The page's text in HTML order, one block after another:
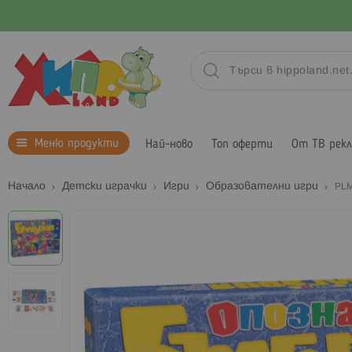
Меню продукти Най-ново Топ оферти От ТВ
Начало Детски играчки Игри Образователни игри
Преминете
към
края
на
на
изображенията